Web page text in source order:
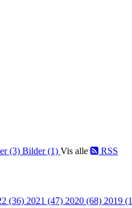
(3) Bilder (1) Vis alle RSS
(36) 2021 (47) 2020 (68) 2019